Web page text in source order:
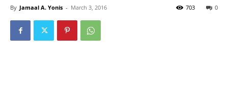
By Jamaal A. Yonis - March 3, 2016 0
703